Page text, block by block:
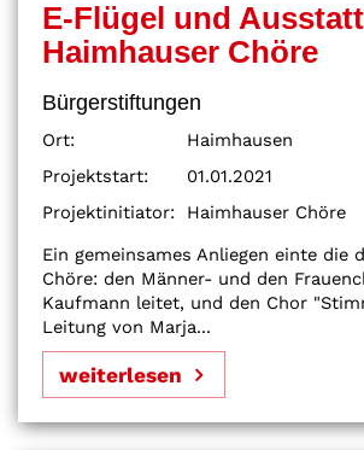
E-Flügel und
Haimhauser Chöre
Bürgerstiftungen
Ort:
Haimhausen
Projektstart:
01.01.2021
Projektinitiator:
Haimhauser Chöre
Ein gemeinsames Anliegen einte die
Chöre: den Männer- und den
Kaufmann leitet, und den Chor
Leitung von Marja...
weiterlesen